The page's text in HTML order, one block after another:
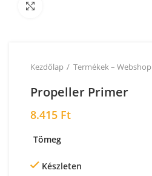
Kezdőlap Termékek – Webshop
Propeller Primer
8.415 Ft
Tömeg
Készleten